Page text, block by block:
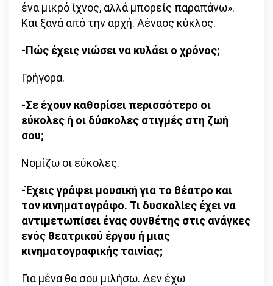
ένα μικρό ίχνος, αλλά μπορείς παραπάνω».
Και ξανά από την αρχή. Αέναος κύκλος.
-Πώς έχεις νιώσει να κυλάει ο χρόνος;
Γρήγορα.
-Σε έχουν καθορίσει περισσότερο οι
εύκολες ή οι δύσκολες στιγμές στη ζωή
σου;
Νομίζω οι εύκολες.
-Έχεις γράψει μουσική για το θέατρο και
τον κινηματογράφο. Τι δυσκολίες έχει να
αντιμετωπίσει ένας συνθέτης στις ανάγκες
ενός θεατρικού έργου ή μιας
κινηματογραφικής ταινίας;
Για μένα θα σου μιλήσω. Δεν έχω